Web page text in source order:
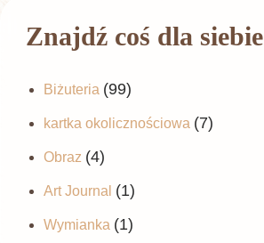
Znajdź coś dla siebie
Biżuteria (99)
kartka okolicznościowa (7)
Obraz (4)
Art Journal (1)
Wymianka (1)